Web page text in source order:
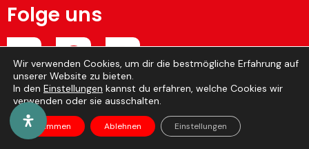
Folge uns
Hier Mitglied werden
SP Ostbelgien © 2026 • Webdesign byIndigo•Impressum
& Datenschutz
Wir verwenden Cookies, um dir die bestmögliche Erfahrung auf
unserer Website zu bieten.
In den Einstellungen kannst du erfahren, welche Cookies wir
verwenden oder sie ausschalten.
Zustimmen Ablehnen Einstellungen